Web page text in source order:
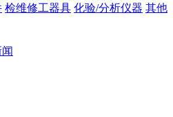
检维修工器具 化验/分析仪器 其他